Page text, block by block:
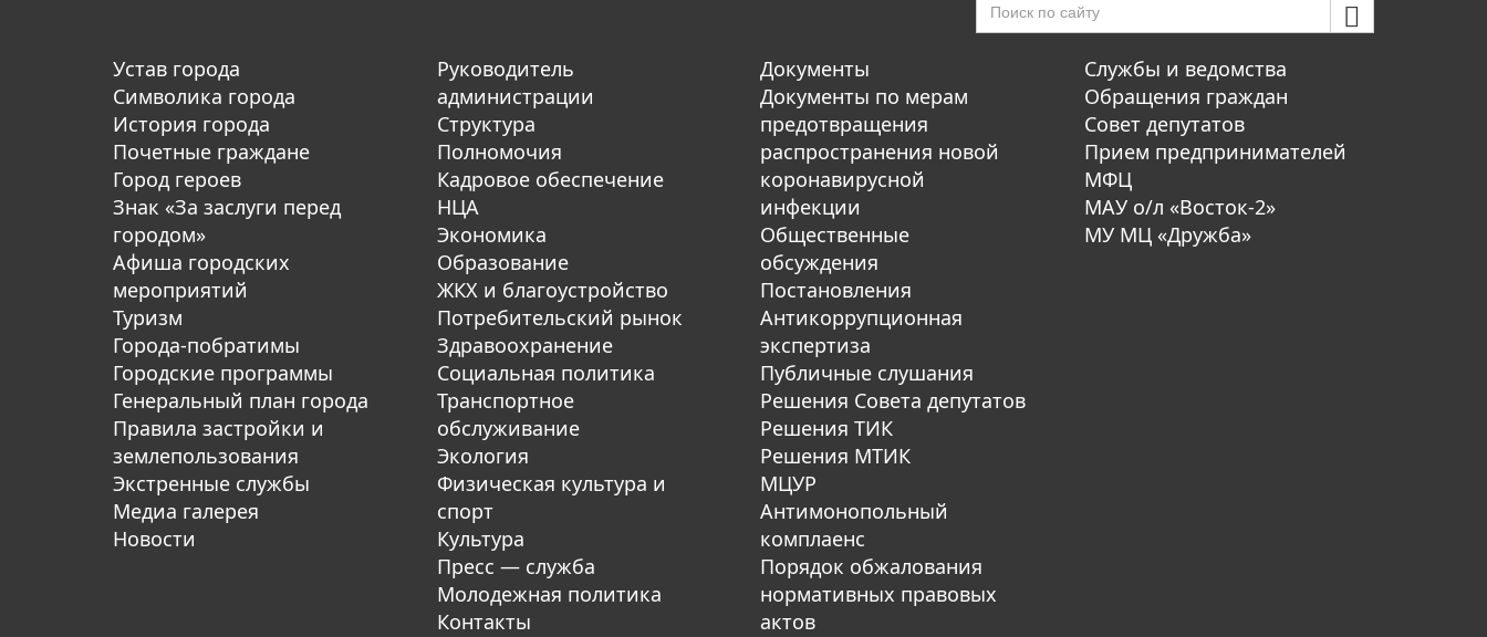
Устав города
Символика города
История города
Почетные граждане
Город героев
Знак «За заслуги перед
городом»
Афиша городских
мероприятий
Туризм
Города-побратимы
Городские программы
Генеральный план города
Правила застройки и
землепользования
Экстренные службы
Медиа галерея
Новости
Руководитель
администрации
Структура
Полномочия
Кадровое обеспечение
НЦА
Экономика
Образование
ЖКХ и благоустройство
Потребительский рынок
Здравоохранение
Социальная политика
Транспортное
обслуживание
Экология
Физическая культура и
спорт
Культура
Пресс — служба
Молодежная политика
Контакты
Документы
Документы по мерам
предотвращения
распространения новой
коронавирусной
инфекции
Общественные
обсуждения
Постановления
Антикоррупционная
экспертиза
Публичные слушания
Решения Совета депутатов
Решения ТИК
Решения МТИК
МЦУР
Антимонопольный
комплаенс
Порядок обжалования
нормативных правовых
актов
Службы и ведомства
Обращения граждан
Совет депутатов
Прием предпринимателей
МФЦ
МАУ о/л «Восток-2»
МУ МЦ «Дружба»